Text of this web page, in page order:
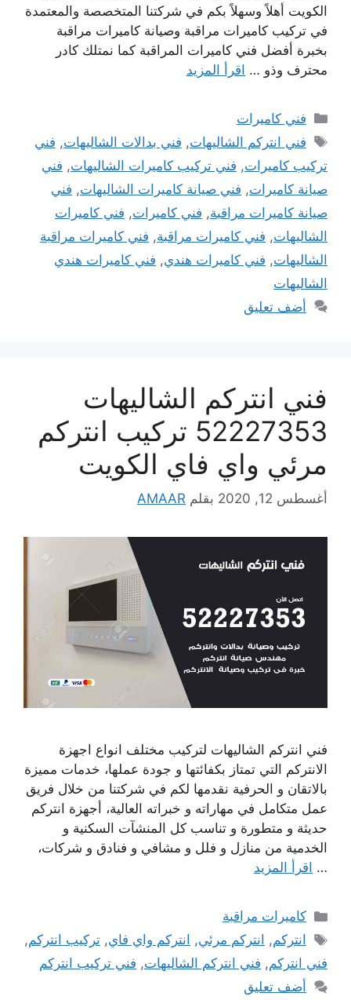
الكويت أهلاً وسهلاً بكم في شركتنا المتخصصة والمعتمدة
في تركيب كاميرات مراقبة وصيانة كاميرات مراقبة
بخبرة أفضل فني كاميرات المراقبة كما نمتلك كادر
محترف وذو … اقرأ المزيد
التصنيفات
فني كاميرات
الوسوم
فني انتركم الشاليهات, فني بدالات الشاليهات, فني
تركيب كاميرات, فني تركيب كاميرات الشاليهات, فني
صيانة كاميرات, فني صيانة كاميرات الشاليهات, فني
صيانة كاميرات مراقبة, فني كاميرات, فني كاميرات
الشاليهات, فني كاميرات مراقبة, فني كاميرات مراقبة
الشاليهات, فني كاميرات هندي, فني كاميرات هندي
الشاليهات
أضف تعليق
فني انتركم الشاليهات
52227353 تركيب انتركم
مرئي واي فاي الكويت
أغسطس 12, 2020 بقلم AMAAR
فني انتركم الشاليهات لتركيب مختلف انواع اجهزة
الانتركم التي تمتاز بكفائتها و جودة عملها، خدمات مميزة
بالاتقان و الحرفية نقدمها لكم في شركتنا من خلال فريق
عمل متكامل في مهاراته و خبراته العالية، أجهزة انتركم
حديثة و متطورة و تناسب كل المنشآت السكنية و
الخدمية من منازل و فلل و مشافي و فنادق و شركات،
… اقرأ المزيد
التصنيفات
كاميرات مراقبة
الوسوم
انتركم, انتركم مرئي, انتركم واي فاي,تركيب انتركم,
فني انتركم, فني انتركم الشاليهات, فني تركيب انتركم
أضف تعليق